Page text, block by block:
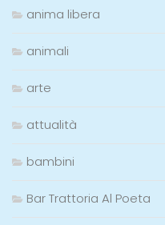
anima libera
animali
arte
attualità
bambini
Bar Trattoria Al Poeta